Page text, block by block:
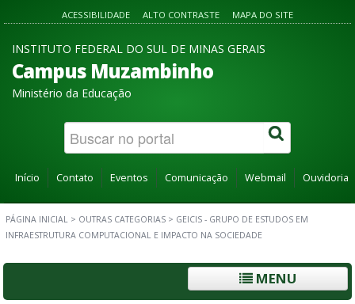
ACESSIBILIDADE ALTO CONTRASTE MAPA DO SITE
INSTITUTO FEDERAL DO SUL DE MINAS GERAIS
Campus Muzambinho
Ministério da Educação
Início Contato Eventos Comunicação Webmail Ouvidoria
PÁGINA INICIAL > OUTRAS CATEGORIAS > GEICIS - GRUPO DE ESTUDOS EM
INFRAESTRUTURA COMPUTACIONAL E IMPACTO NA SOCIEDADE
MENU